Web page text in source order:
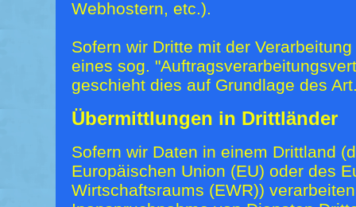
Webhostern, etc.).
Sofern wir Dritte mit der
eines sog.
geschieht dies auf Grundlage des
Übermittlungen in Drittländer
Sofern wir Daten in einem Drittland
Europäischen Union (EU) oder des
Wirtschaftsraums (EWR))